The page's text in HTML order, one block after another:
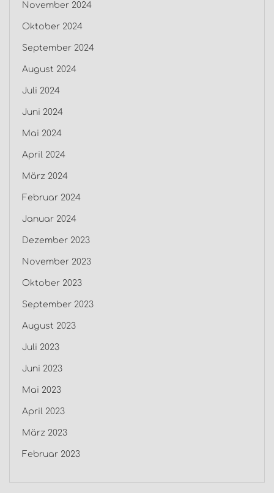
November 2024
Oktober 2024
September 2024
August 2024
Juli 2024
Juni 2024
Mai 2024
April 2024
März 2024
Februar 2024
Januar 2024
Dezember 2023
November 2023
Oktober 2023
September 2023
August 2023
Juli 2023
Juni 2023
Mai 2023
April 2023
März 2023
Februar 2023